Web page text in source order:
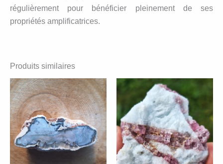
régulièrement pour bénéficier pleinement de ses
propriétés amplificatrices.
Produits similaires